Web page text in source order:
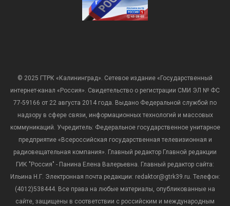
© 2025 ГТРК «Калининград». Сетевое издание «Государственный
интернет-канал «Россия». Свидетельство о регистрации СМИ ЭЛ № ФС
77-59166 от 22 августа 2014 года. Выдано Федеральной службой по
надзору в сфере связи, информационных технологий и массовых
коммуникаций. Учредитель: Федеральное государственное унитарное
предприятие «Всероссийская государственная телевизионная и
радиовещательная компания». Главный редактор Главной редакции
ГИК "Россия" - Панина Елена Валерьевна. Главный редактор сайта:
Ильина Н.Г. Электронная почта редакции: redaktor@gtrk39.ru. Телефон:
(4012)538444. Все права на любые материалы, опубликованные на
сайте, защищены в соответствии с российским и международным